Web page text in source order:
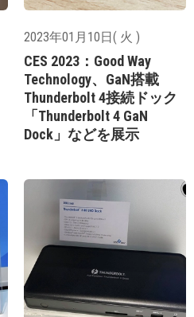
2023年01月10日( 火 )
CES 2023：Good Way
Technology、GaN搭載
Thunderbolt 4接続ドック
「Thunderbolt 4 GaN
Dock」などを展示